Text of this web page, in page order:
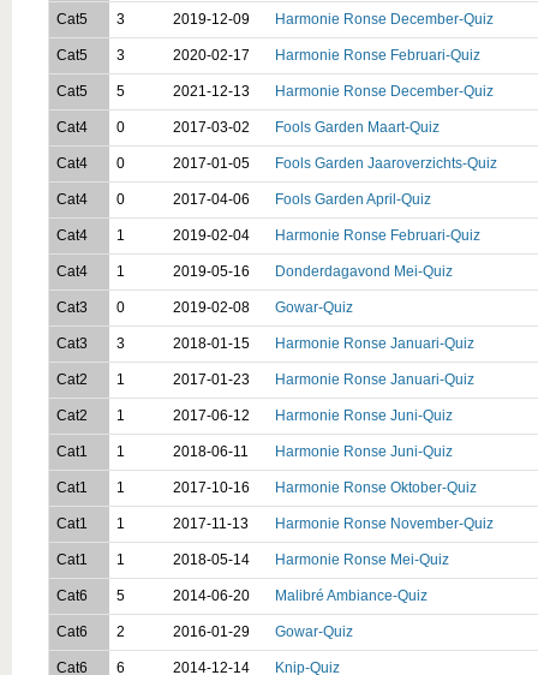
Cat5 3 2019-12-09 Harmonie Ronse December-Quiz
Cat5 3 2020-02-17 Harmonie Ronse Februari-Quiz
Cat5 5 2021-12-13 Harmonie Ronse December-Quiz
Cat4 0 2017-03-02 Fools Garden Maart-Quiz
Cat4 0 2017-01-05 Fools Garden Jaaroverzichts-Quiz
Cat4 0 2017-04-06 Fools Garden April-Quiz
Cat4 1 2019-02-04 Harmonie Ronse Februari-Quiz
Cat4 1 2019-05-16 Donderdagavond Mei-Quiz
Cat3 0 2019-02-08 Gowar-Quiz
Cat3 3 2018-01-15 Harmonie Ronse Januari-Quiz
Cat2 1 2017-01-23 Harmonie Ronse Januari-Quiz
Cat2 1 2017-06-12 Harmonie Ronse Juni-Quiz
Cat1 1 2018-06-11 Harmonie Ronse Juni-Quiz
Cat1 1 2017-10-16 Harmonie Ronse Oktober-Quiz
Cat1 1 2017-11-13 Harmonie Ronse November-Quiz
Cat1 1 2018-05-14 Harmonie Ronse Mei-Quiz
Cat6 5 2014-06-20 Malibré Ambiance-Quiz
Cat6 2 2016-01-29 Gowar-Quiz
Cat6 6 2014-12-14 Knip-Quiz